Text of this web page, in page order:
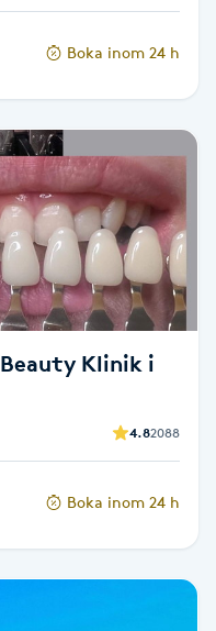
Boka inom 24 h
Klinik i
4.82088
Boka inom 24 h